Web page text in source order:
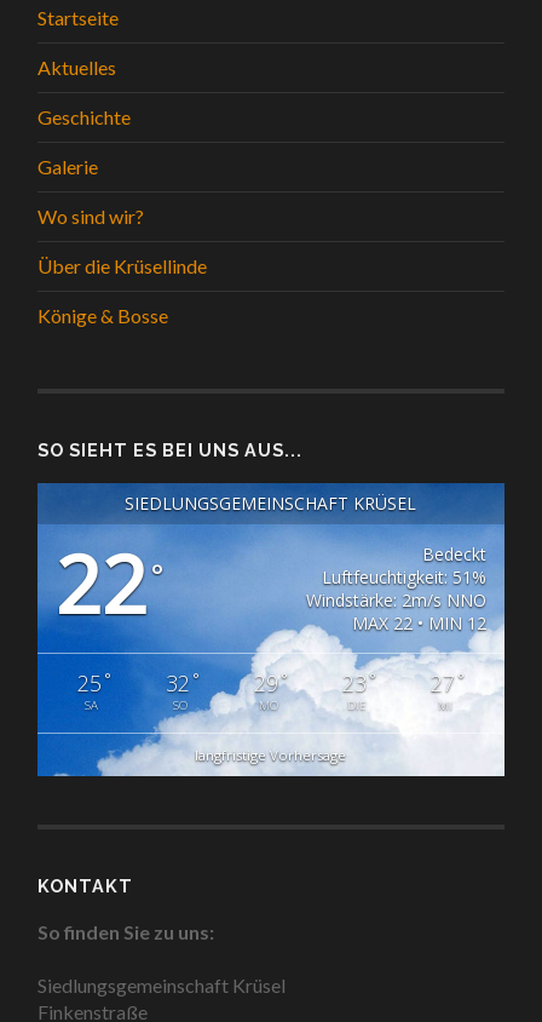
Startseite
Aktuelles
Geschichte
Galerie
Wo sind wir?
Über die Krüsellinde
Könige & Bosse
SO SIEHT ES BEI UNS AUS...
SIEDLUNGSGEMEINSCHAFT KRÜSEL
22°
Bedeckt
Luftfeuchtigkeit: 51%
Windstärke: 2m/s NNO
MAX 22 • MIN 12
25°
SA
32 °
SO
29°
MO
23°
DIE
27°
MI
langfristige Vorhersage
KONTAKT
So finden Sie zu uns:
Siedlungsgemeinschaft Krüsel
Finkenstraße